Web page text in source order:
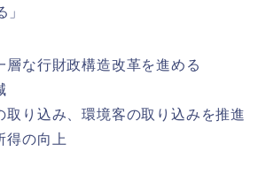
」
層な行財政構造改革を進める
取り込み、環境客の取り込みを推進
得の向上